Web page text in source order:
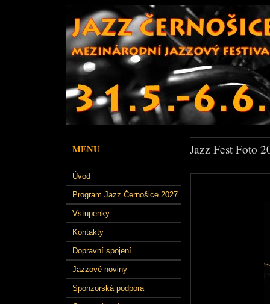
MENU
Úvod
Program Jazz Černošice 2027
Vstupenky
Kontakty
Dopravní spojení
Jazzové noviny
Sponzorská podpora
Jazz Fest Foto